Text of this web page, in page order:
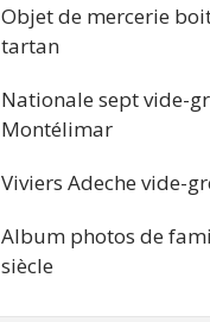
Objet de mercerie
tartan
Nationale sept vide-
Montélimar
Viviers Adeche vide-
Album photos de
siècle